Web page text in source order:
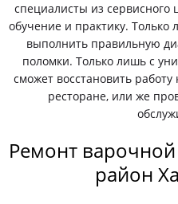
специалисты из сервисного
обучение и практику. Только
выполнить правильную
поломки. Только лишь с
сможет восстановить
ресторане, или же
Ремонт
район